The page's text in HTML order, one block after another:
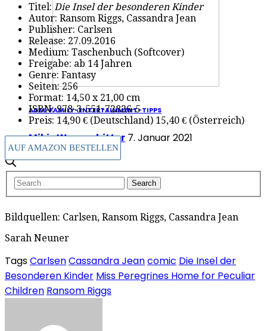
AGM-FAMILY-ENTERTAINMENT-TIPPS
Mikis Wesensbitter 7. Januar 2021
Titel: Die Insel der besonderen Kinder
Autor: Ransom Riggs, Cassandra Jean
Publisher: Carlsen
Release: 27.09.2016
Medium: Taschenbuch (Softcover)
Freigabe: ab 14 Jahren
Genre: Fantasy
Seiten: 256
Format: 14,50 x 21,00 cm
ISBN: 978-3-551-72826-5
Preis: 14,90 € (Deutschland) 15,40 € (Österreich)
AUF AMAZON BESTELLEN
Bildquellen: Carlsen, Ransom Riggs, Cassandra Jean
Sarah Neuner
TagsCarlsenCassandra Jeancomic Die Insel der
Besonderen Kinder Miss Peregrines Home for Peculiar
Children Ransom Riggs